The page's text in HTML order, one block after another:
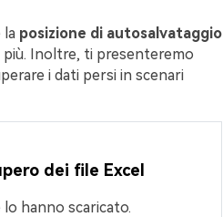
la posizione di autosalvataggio
più. Inoltre, ti presenteremo
i dati persi in scenari
dei file Excel
hanno scaricato.